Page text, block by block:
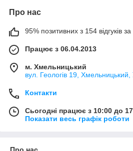
Про нас
95% позитивних з 154 відгуків за
Працює з 06.04.2013
м. Хмельницький
вул. Геологів 19, Хмельницький,
Контакти
Сьогодні працює з 10:00 до
Показати весь графік роботи